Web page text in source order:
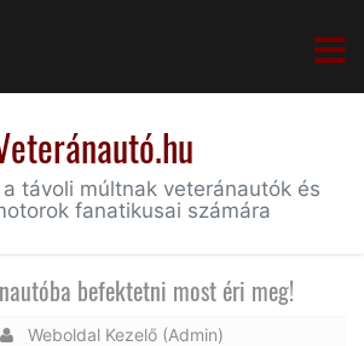
távoli múltnak veteránautók és
fanatikusai számára
befektetni most éri meg!
Weboldal Kezelő (Admin)